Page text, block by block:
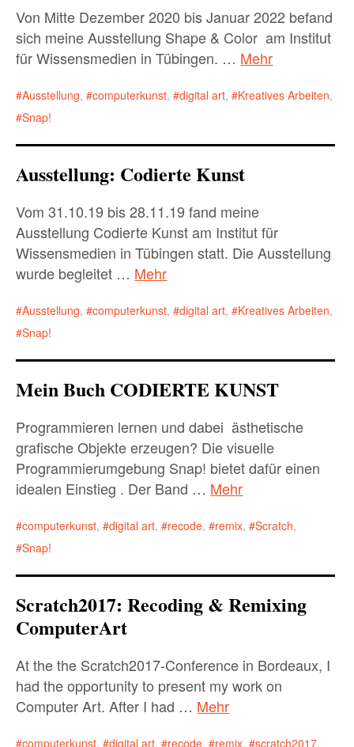
Menü
Von Mitte Dezember 2020 bis Januar 2022 befand
sich meine Ausstellung Shape & Color am Institut
für Wissensmedien in Tübingen. … Mehr
Ausstellung, computerkunst, digital art, Kreatives Arbeiten,
Snap!
Ausstellung: Codierte Kunst
Vom 31.10.19 bis 28.11.19 fand meine
Ausstellung Codierte Kunst am Institut für
Wissensmedien in Tübingen statt. Die Ausstellung
wurde begleitet … Mehr
Ausstellung, computerkunst, digital art, Kreatives Arbeiten,
Snap!
Mein Buch CODIERTE KUNST
Programmieren lernen und dabei ästhetische
grafische Objekte erzeugen? Die visuelle
Programmierumgebung Snap! bietet dafür einen
idealen Einstieg . Der Band … Mehr
computerkunst, digital art, recode, remix, Scratch,
Snap!
Scratch2017: Recoding & Remixing
ComputerArt
At the the Scratch2017-Conference in Bordeaux, I
had the opportunity to present my work on
Computer Art. After I had … Mehr
computerkunst, digital art, recode, remix, scratch2017,